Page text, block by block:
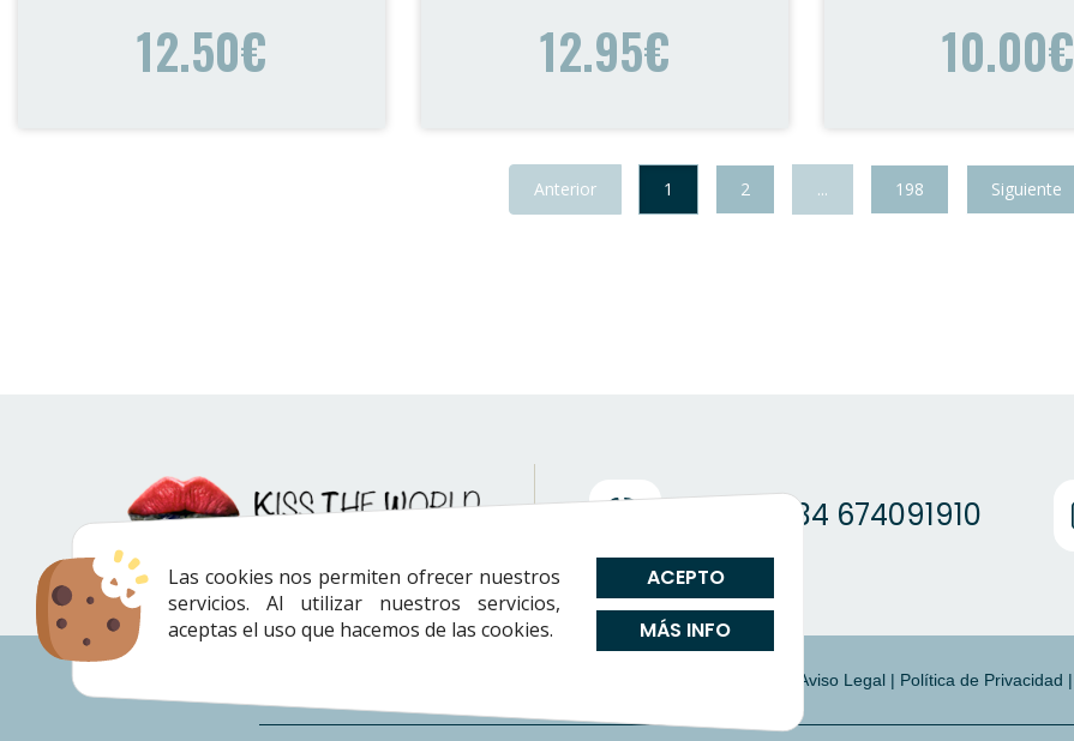
12.50€ 12.95€ 10.00€
Anterior 1 2 ... 198 Siguiente
(+34) +34 674091910
Aviso Legal| Política de Privacidad |
Las cookies nos permiten ofrecer nuestros
servicios. Al utilizar nuestros servicios,
aceptas el uso que hacemos de las cookies.
ACEPTO
MÁS INFO